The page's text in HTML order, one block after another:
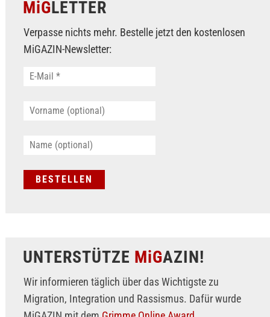
MiGLETTER
Verpasse nichts mehr. Bestelle jetzt den kostenlosen
MiGAZIN-Newsletter:
UNTERSTÜTZE MiGAZIN!
Wir informieren täglich über das Wichtigste zu
Migration, Integration und Rassismus. Dafür wurde